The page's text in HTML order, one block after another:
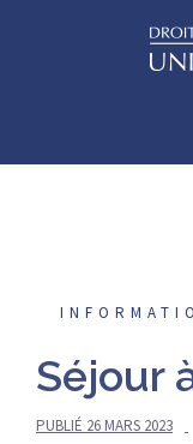
Séjour
PUBLIÉ 26 MARS 2023